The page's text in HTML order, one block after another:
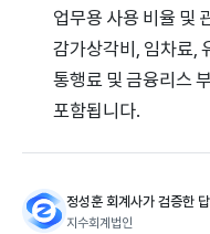
업무용 사용 비율 및
감가상각비, 임차료,
통행료 및 금융리스
포함됩니다.
정성훈 회계사가 검증한
지수회계법인